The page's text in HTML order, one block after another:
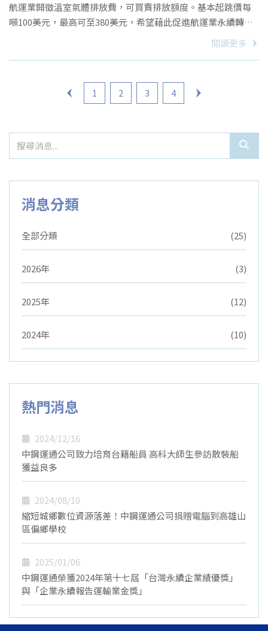
航運業開徵溫室氣體排放費，可買賣排放額度。基本起跳價每
噸100美元，最高可至380美元，希望藉此促進航運業永續轉
閱讀更多
1 2 3 4
消息分類
全部分類 (25)
2026年 (3)
2025年 (12)
2024年 (10)
熱門消息
2024/12/16
中鋼運通公司致力培育台籍船員 高科大師生參訪散裝船
獲益良多
2024/08/10
縮短城鄉數位資源落差！中鋼運通公司捐贈電腦到高雄山
區偏鄉學校
2025/01/06
中鋼運通榮獲2024年第十七屆「台灣永續企業績優獎」
與「企業永續報告運輸業金獎」